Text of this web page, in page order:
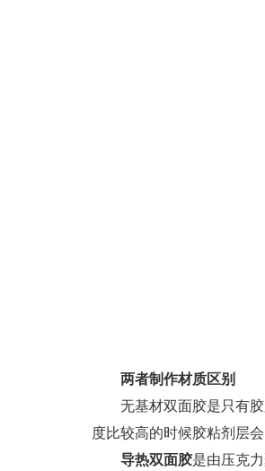
两者制作材质区别
无基材双面胶是只有
度比较高的时候胶粘剂层会
导热双面胶是由压克